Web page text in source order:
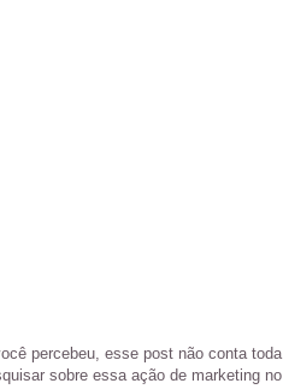
percebeu, esse post não conta
sobre essa ação de marketing no